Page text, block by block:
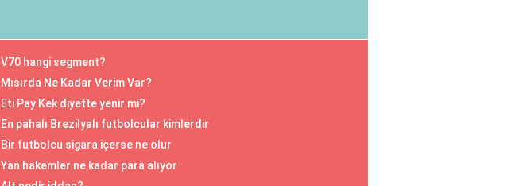
V70 hangi segment?
Mısırda Ne Kadar Verim Var?
Eti Pay Kek diyette yenir mi?
En pahalı Brezilyalı futbolcular kimlerdir
Bir futbolcu sigara içerse ne olur
Yan hakemler ne kadar para alıyor